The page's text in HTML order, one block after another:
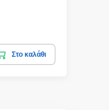
Στο καλάθι